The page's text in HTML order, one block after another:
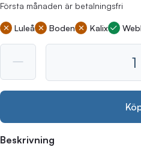
Första månaden är betalningsfri
Luleå Boden Kalix
Beskrivning